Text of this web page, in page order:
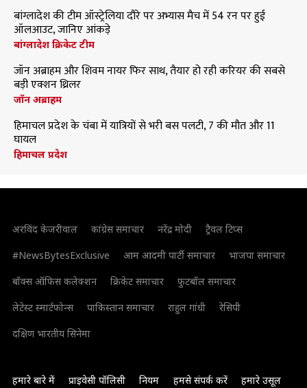
बांग्लादेश की टीम ऑस्ट्रेलिया दौरे पर अभ्यास मैच में 54 रन पर हुई
ऑलआउट, जानिए आंकड़े
बांग्लादेश क्रिकेट टीम
जॉन अब्राहम और शिवम नायर फिर साथ, तैयार हो रही करियर की सबसे
बड़ी एक्शन थ्रिलर
जॉन अब्राहम
हिमाचल प्रदेश के चंबा में यात्रियों से भरी बस पलटी, 7 की मौत और 11
घायल
हिमाचल प्रदेश
अरविंद केजरीवाल कांग्रेस समाचार नरेंद्र मोदी
ट्रैवल टिप्स
#NewsBytesExclusive
आम आदमी पार्टी समाचार
भाजपा समाचार
बॉक्स ऑफिस कलेक्शन
क्रिकेट समाचार
फुटबॉल समाचार
लेटेस्ट स्मार्टफोन्स
पाकिस्तान समाचार राहुल गांधी
रेसिपी
दक्षिण भारतीय सिनेमा
हमारे बारे में प्राइवेसी पॉलिसी नियम हमसे संपर्क करें हमारे उसूल